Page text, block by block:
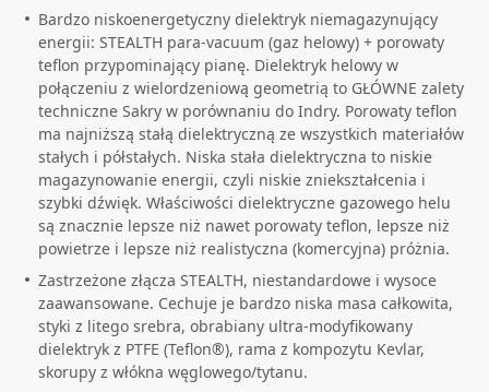
Bardzo niskoenergetyczny dielektryk niemagazynujący
energii: STEALTH para-vacuum (gaz helowy) + porowaty
teflon przypominający pianę. Dielektryk helowy w
połączeniu z wielordzeniową geometrią to GŁÓWNE zalety
techniczne Sakry w porównaniu do Indry. Porowaty teflon
ma najniższą stałą dielektryczną ze wszystkich materiałów
stałych i półstałych. Niska stała dielektryczna to niskie
magazynowanie energii, czyli niskie zniekształcenia i
szybki dźwięk. Właściwości dielektryczne gazowego helu
są znacznie lepsze niż nawet porowaty teflon, lepsze niż
powietrze i lepsze niż realistyczna (komercyjna) próżnia.
Zastrzeżone złącza STEALTH, niestandardowe i wysoce
zaawansowane. Cechuje je bardzo niska masa całkowita,
styki z litego srebra, obrabiany ultra-modyfikowany
dielektryk z PTFE (Teflon®), rama z kompozytu Kevlar,
skorupy z włókna węglowego/tytanu.